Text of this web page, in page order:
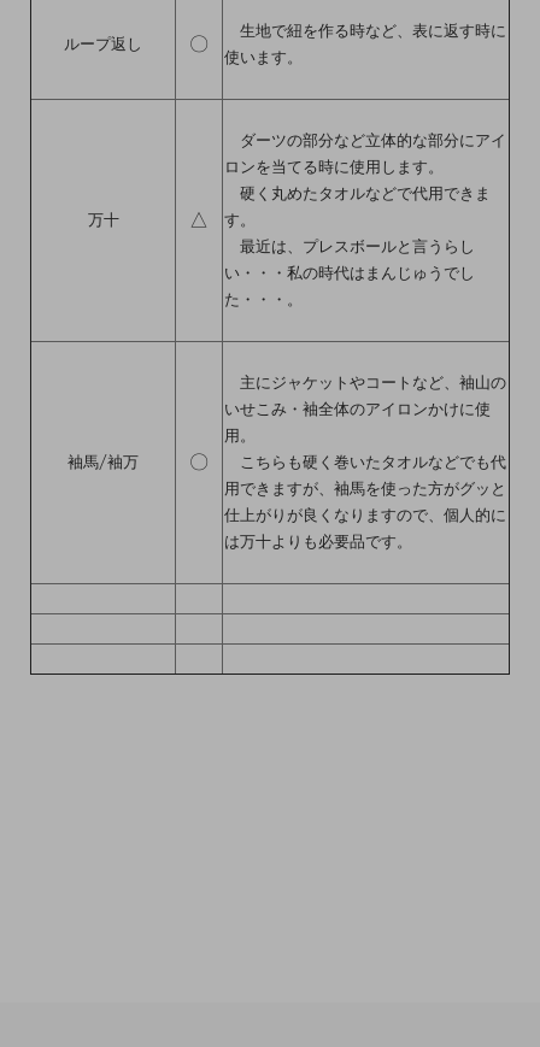
ループ返し 〇
生地で紐を作る時など、表に返す時に
使います。
万十 △
ダーツの部分など立体的な部分にアイ
ロンを当てる時に使用します。
硬く丸めたタオルなどで代用できま
す。
最近は、プレスボールと言うらし
い・・・私の時代はまんじゅうでし
た・・・。
袖馬/袖万 〇
主にジャケットやコートなど、袖山の
いせこみ・袖全体のアイロンかけに使
用。
こちらも硬く巻いたタオルなどでも代
用できますが、袖馬を使った方がグッと
仕上がりが良くなりますので、個人的に
は万十よりも必要品です。